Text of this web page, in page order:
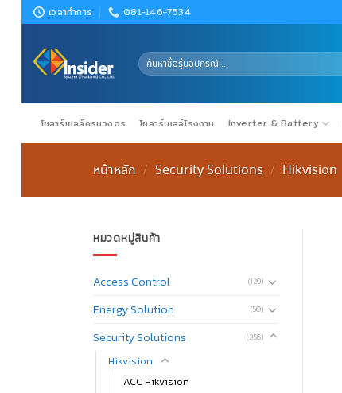
Skip
to
เวลาทำการ 081-146-7534
ค้นหา:
โซลาร์เซลล์ครบวงจร โซลาร์เซลล์โรงงาน Inverter & Battery
หน้าหลัก / Security Solutions / Hikvision
หมวดหมู่สินค้า
Access Control (129)
Energy Solution (50)
Security Solutions (356)
Hikvision
ACC Hikvision